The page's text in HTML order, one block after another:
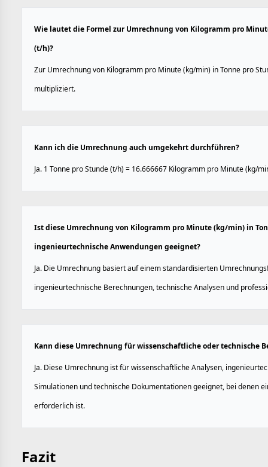
Wie lautet die Formel zur Umrechnung von Kilogramm pro
(t/h)?
Zur Umrechnung von Kilogramm pro Minute (kg/min) in Tonne pro
multipliziert.
Kann ich die Umrechnung auch umgekehrt durchführen?
Ja. 1 Tonne pro Stunde (t/h) = 16.666667 Kilogramm pro Minute (kg/
Ist diese Umrechnung von Kilogramm pro Minute (kg/min) in
ingenieurtechnische Anwendungen geeignet?
Ja. Die Umrechnung basiert auf einem standardisierten
ingenieurtechnische Berechnungen, technische Analysen und
Kann diese Umrechnung für wissenschaftliche oder technische
Ja. Diese Umrechnung ist für wissenschaftliche Analysen,
Simulationen und technische Dokumentationen geeignet, bei denen
erforderlich ist.
Fazit